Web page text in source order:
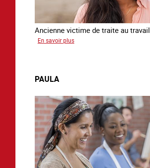
Ancienne victime de traite au travail
En savoir plus
PAULA